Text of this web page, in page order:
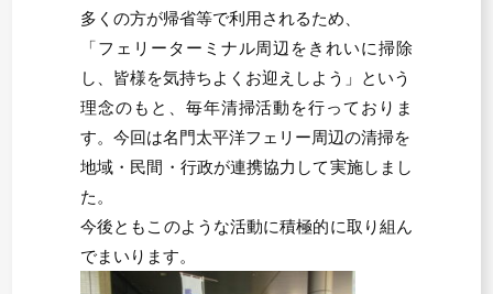
多くの方が帰省等で利用されるため、
「フェリーターミナル周辺をきれいに掃除
し、皆様を気持ちよくお迎えしよう」という
理念のもと、毎年清掃活動を行っておりま
す。今回は名門太平洋フェリー周辺の清掃を
地域・民間・行政が連携協力して実施しまし
た。
今後ともこのような活動に積極的に取り組ん
でまいります。